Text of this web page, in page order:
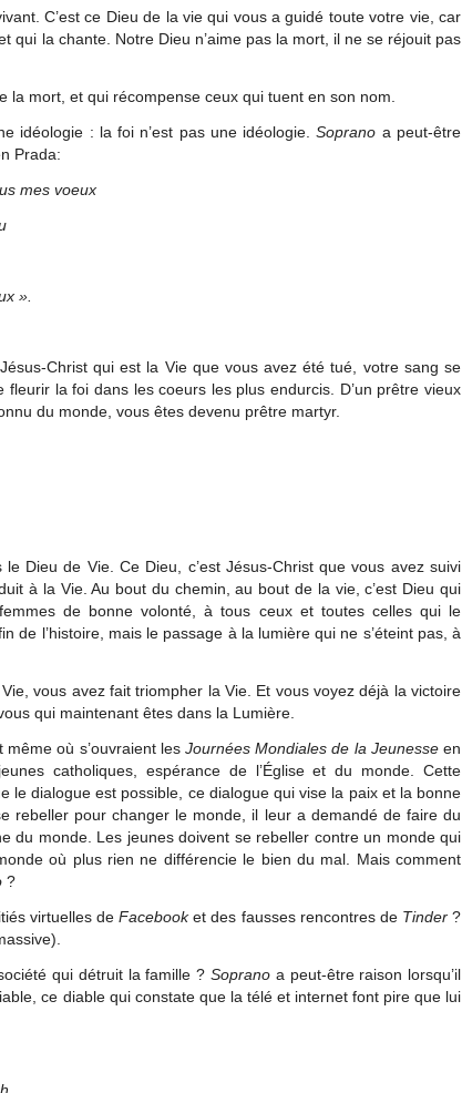
C’est ce Dieu de la vie qui vous a guidé toute votre vie, car
qui la chante. Notre Dieu n’aime pas la mort, il ne se réjouit pas
la mort, et qui récompense ceux qui tuent en son nom.
idéologie : la foi n’est pas une idéologie.Soprano a peut-être
Prada:
mes voeux
».
Christ qui est la Vie que vous avez été tué, votre sang se
la foi dans les coeurs les plus endurcis. D’un prêtre vieux
du monde, vous êtes devenu prêtre martyr.
Dieu de Vie. Ce Dieu, c’est Jésus-Christ que vous avez suivi
à la Vie. Au bout du chemin, au bout de la vie, c’est Dieu qui
de bonne volonté, à tous ceux et toutes celles qui le
de l’histoire, mais le passage à la lumière qui ne s’éteint pas, à
vous avez fait triompher la Vie. Et vous voyez déjà la victoire
qui maintenant êtes dans la Lumière.
même où s’ouvraient lesJournées Mondiales de la Jeunesseen
catholiques, espérance de l’Église et du monde. Cette
le dialogue est possible, ce dialogue qui vise la paix et la bonne
rebeller pour changer le monde, il leur a demandé de faire du
du monde. Les jeunes doivent se rebeller contre un monde qui
où plus rien ne différencie le bien du mal. Mais comment
?
virtuelles deFacebooket des fausses rencontres de Tinder?
qui détruit la famille ? Soprano a peut-être raison lorsqu’il
ce diable qui constate que la télé et internet font pire que lui